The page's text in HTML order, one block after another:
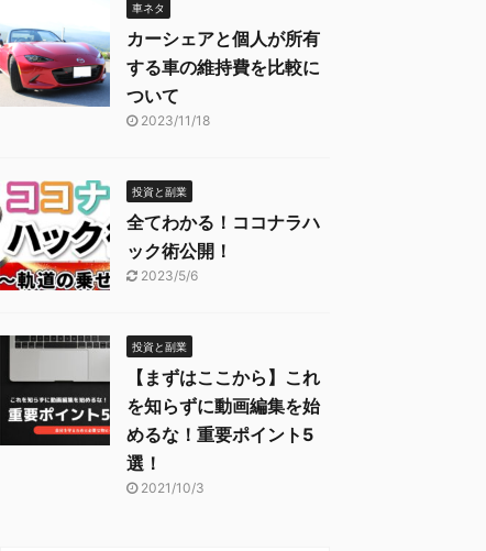
車ネタ
カーシェアと個人が所有
する車の維持費を比較に
ついて
2023/11/18
投資と副業
全てわかる！ココナラハ
ック術公開！
2023/5/6
投資と副業
【まずはここから】これ
を知らずに動画編集を始
めるな！重要ポイント5
選！
2021/10/3